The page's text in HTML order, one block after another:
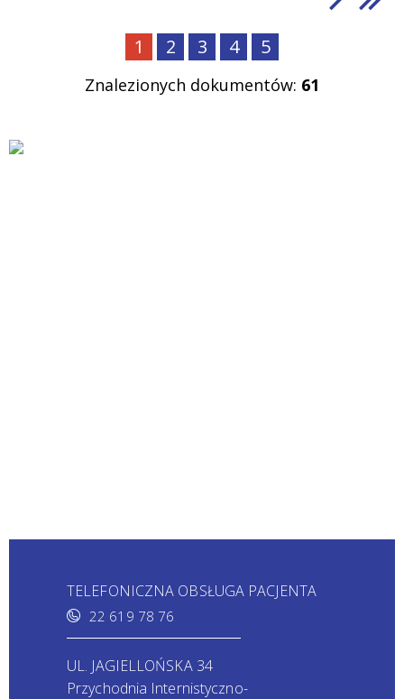
1 2 3 4 5
Znalezionych dokumentów: 61
TELEFONICZNA OBSŁUGA PACJENTA
22 619 78 76
UL. JAGIELLOŃSKA 34
Przychodnia Internistyczno-